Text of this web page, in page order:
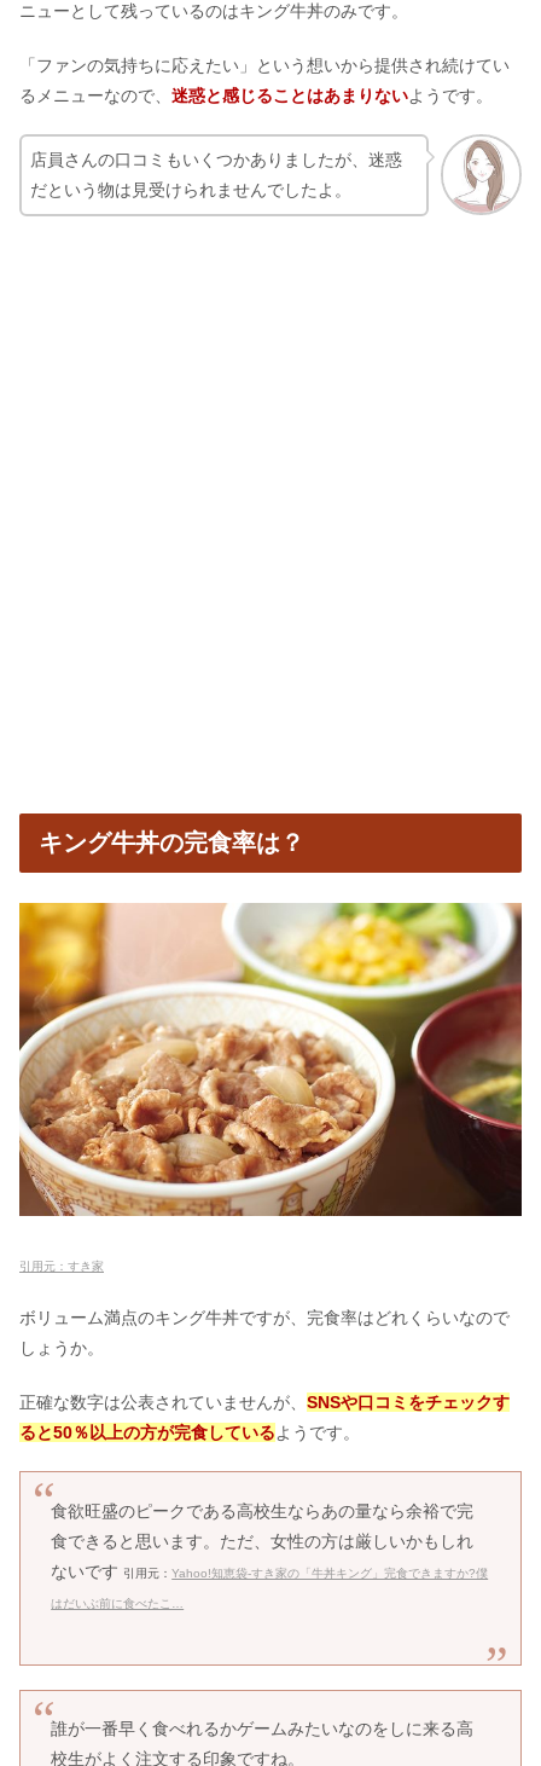
ニューとして残っているのはキング牛丼のみです。
「ファンの気持ちに応えたい」という想いから提供され続けてい
るメニューなので、 迷惑と感じることはあまりないようです。
店員さんの口コミもいくつかありましたが、迷惑
だという物は見受けられませんでしたよ。
キング牛丼の完食率は？
引用元：すき家
ボリューム満点のキング牛丼ですが、完食率はどれくらいなので
しょうか。
正確な数字は公表されていませんが、 SNSや口コミをチェックす
ると50％以上の方が完食しているようです。
食欲旺盛のピークである高校生ならあの量なら余裕で完
食できると思います。ただ、女性の方は厳しいかもしれ
ないです 引用元：Yahoo!知恵袋-すき家の「牛丼キング」完食できますか?僕
はだいぶ前に食べたこ…
誰が一番早く食べれるかゲームみたいなのをしに来る高
校生がよく注文する印象ですね。